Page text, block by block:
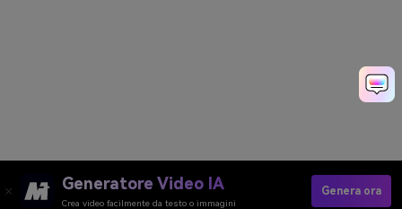
Generatore Video IA
Crea video facilmente da testo o immagini
Genera ora